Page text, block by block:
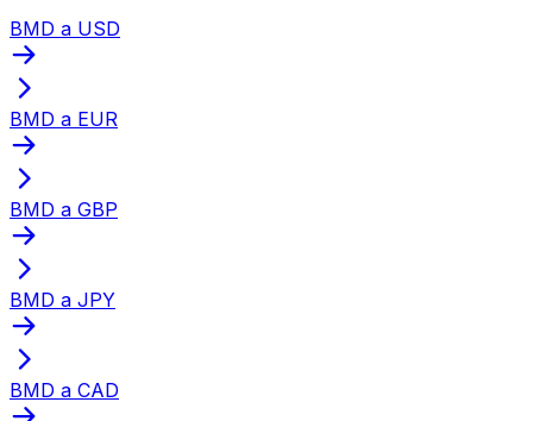
BMD a USD
BMD a EUR
BMD a GBP
BMD a JPY
BMD a CAD